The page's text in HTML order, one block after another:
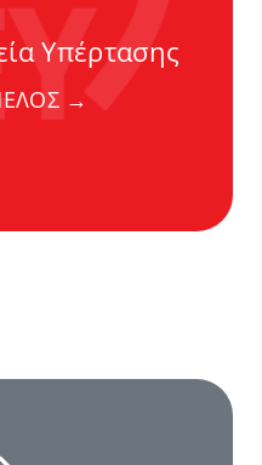
Υπέρτασης
→